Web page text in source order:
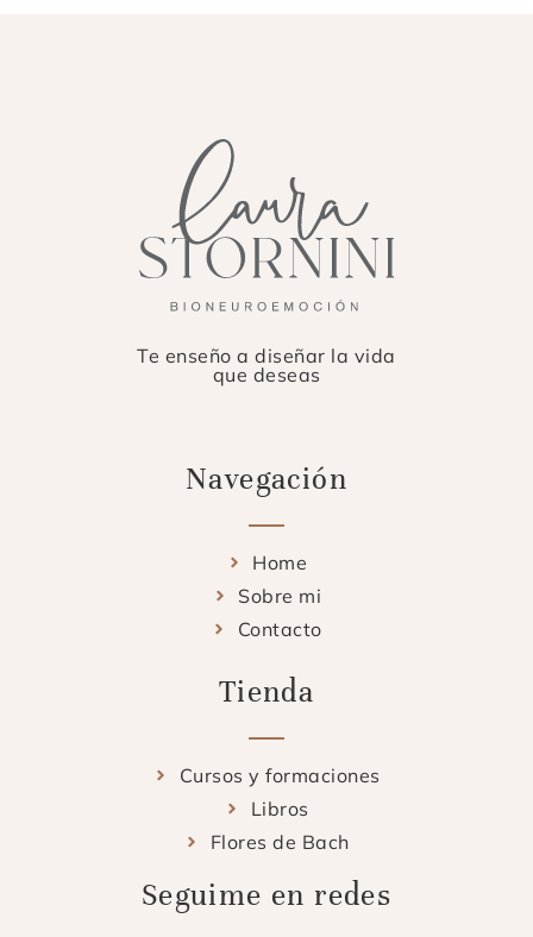
Te enseño a diseñar la vida
que deseas
Navegación
Home
Sobre mi
Contacto
Tienda
Cursos y formaciones
Libros
Flores de Bach
Seguime en redes